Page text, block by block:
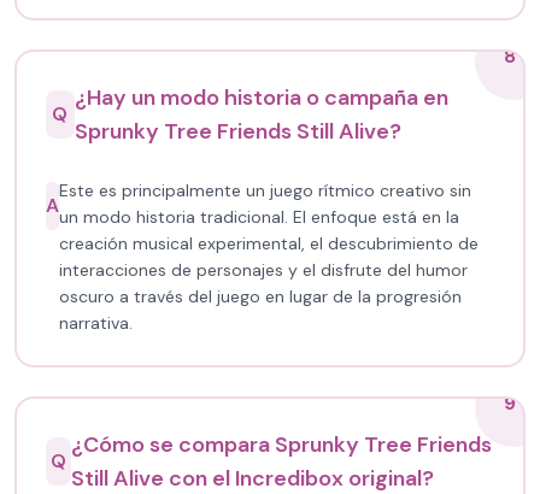
8
Q
¿Hay un modo historia o campaña en
Sprunky Tree Friends Still Alive?
A
Este es principalmente un juego rítmico creativo sin
un modo historia tradicional. El enfoque está en la
creación musical experimental, el descubrimiento de
interacciones de personajes y el disfrute del humor
oscuro a través del juego en lugar de la progresión
narrativa.
9
Q
¿Cómo se compara Sprunky Tree Friends
Still Alive con el Incredibox original?